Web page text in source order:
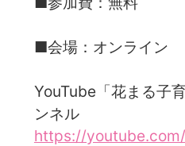
■会場：オンライン
YouTube「花まる子
ンネル
https://